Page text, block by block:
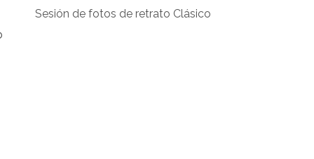
Sesión de fotos de retrato Clásico